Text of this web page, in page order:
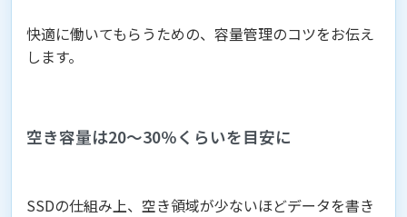
快適に働いてもらうための、容量管理のコツをお伝え
します。
空き容量は20〜30％くらいを目安に
SSDの仕組み上、空き領域が少ないほどデータを書き